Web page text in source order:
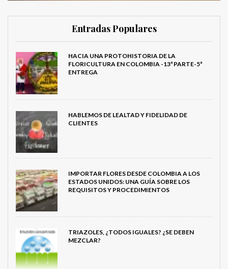
Entradas Populares
HACIA UNA PROTOHISTORIA DE LA
FLORICULTURA EN COLOMBIA -13ª PARTE-5ª
ENTREGA
HABLEMOS DE LEALTAD Y FIDELIDAD DE
CLIENTES
IMPORTAR FLORES DESDE COLOMBIA A LOS
ESTADOS UNIDOS: UNA GUÍA SOBRE LOS
REQUISITOS Y PROCEDIMIENTOS
TRIAZOLES, ¿TODOS IGUALES? ¿SE DEBEN
MEZCLAR?